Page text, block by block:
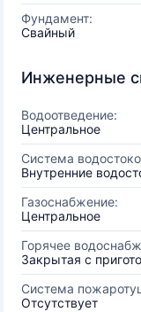
Фундамент:
Свайный
Инженерные
Водоотведение:
Центральное
Система
Внутренние
Газоснабжение:
Центральное
Горячее
Закрытая с
Система
Отсутствует